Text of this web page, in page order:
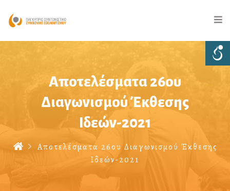
Αποτελέσματα 26ου
Διαγωνισμού Έκθεσης
Ιδεών-2021
Αποτελέσματα 26ου Διαγωνισμού Έκθεσης
Ιδεών-2021